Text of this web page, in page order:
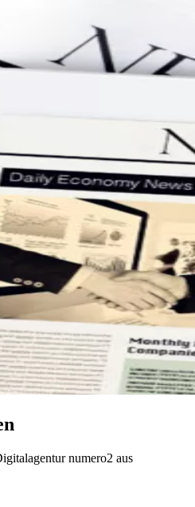
numero2 aus